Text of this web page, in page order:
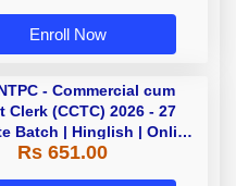
Enroll Now
- Commercial cum
Clerk (CCTC) 2026 - 27
| Online
Classes By Adda247
Rs 651.00